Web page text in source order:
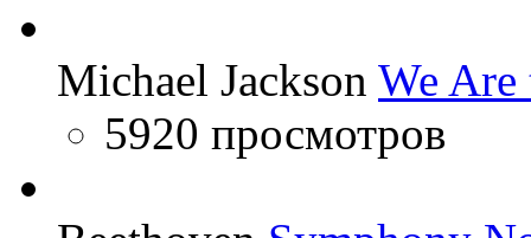
Michael Jackson We
5920 просмотров